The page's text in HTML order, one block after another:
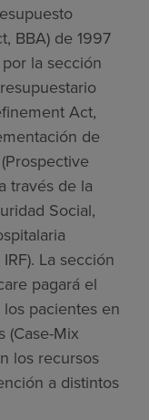
BBA) de 1997
la sección
Act,
de
través de la
Social,
La sección
pagará el
pacientes en
(Case-Mix
los recursos
a distintos